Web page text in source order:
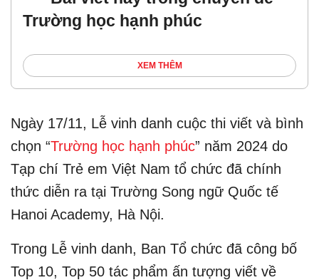
Trường học hạnh phúc
XEM THÊM
Ngày 17/11, Lễ vinh danh cuộc thi viết và bình
chọn “Trường học hạnh phúc” năm 2024 do
Tạp chí Trẻ em Việt Nam tổ chức đã chính
thức diễn ra tại Trường Song ngữ Quốc tế
Hanoi Academy, Hà Nội.
Trong Lễ vinh danh, Ban Tổ chức đã công bố
Top 10, Top 50 tác phẩm ấn tượng viết về